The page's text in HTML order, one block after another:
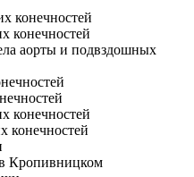
конечностей
конечностей
аорты и подвздошных
конечностей
конечностей
Кропивницком